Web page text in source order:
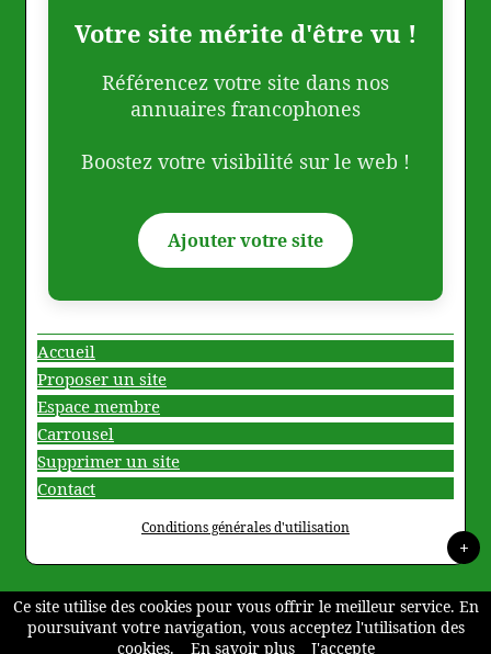
Votre site mérite d'être vu !
Référencez votre site dans nos
annuaires francophones
Boostez votre visibilité sur le web !
Ajouter votre site
Accueil
Proposer un site
Espace membre
Carrousel
Supprimer un site
Contact
Conditions générales d'utilisation
+
Ce site utilise des cookies pour vous offrir le meilleur service. En
poursuivant votre navigation, vous acceptez l'utilisation des
cookies.
En savoir plus J'accepte